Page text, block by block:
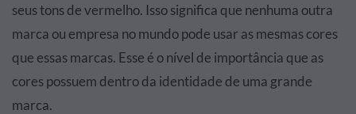
seus tons de vermelho. Isso significa que nenhuma outra
marca ou empresa no mundo pode usar as mesmas cores
que essas marcas. Esse é o nível de importância que as
cores possuem dentro da identidade de uma grande
marca.